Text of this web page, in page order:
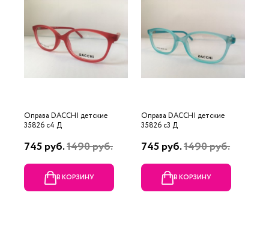
Оправа DACCHI детские
35826 c4 Д
745 руб.1490 руб.
В КОРЗИНУ
Оправа DACCHI детские
35826 c3 Д
745 руб.1490 руб.
В КОРЗИНУ